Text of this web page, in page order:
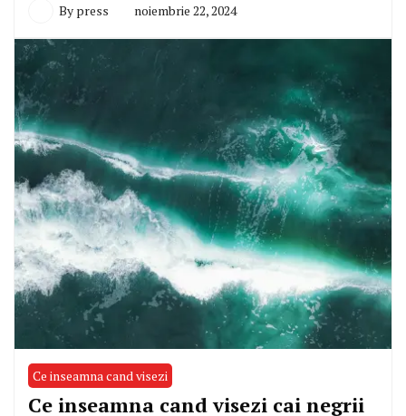
By press noiembrie 22, 2024
Ce inseamna cand visezi
Ce inseamna cand visezi cai negrii